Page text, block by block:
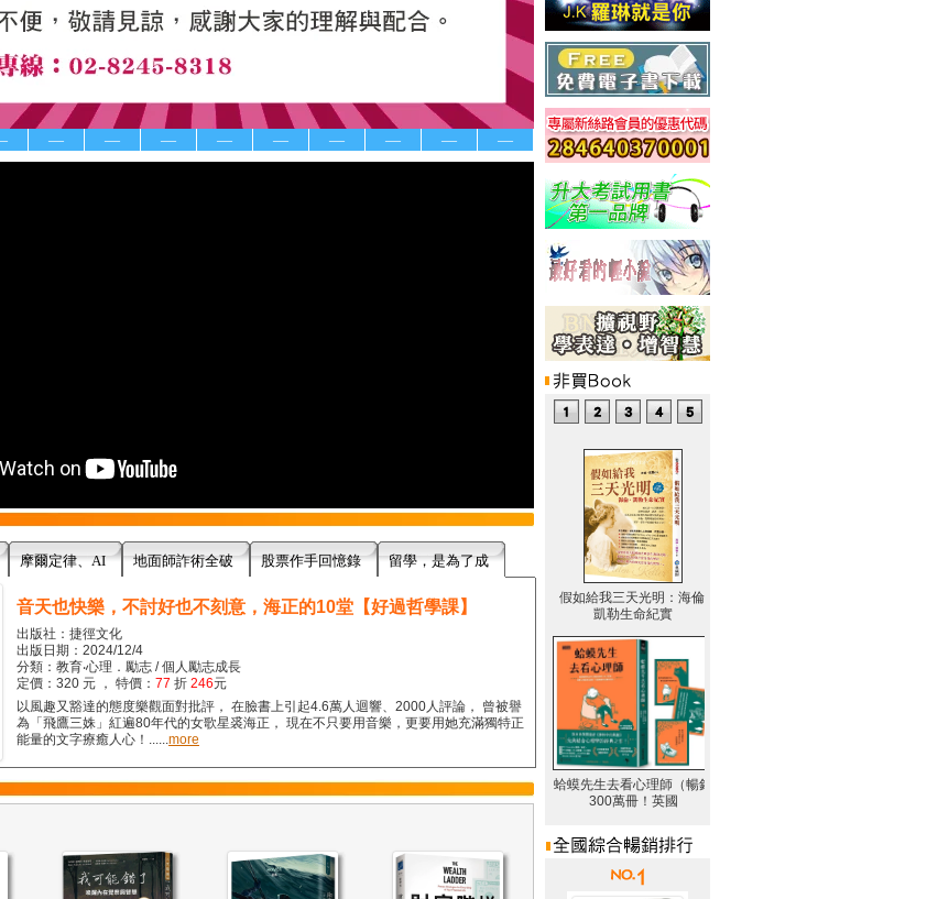
— — — — — — — — —
摩爾定律、AI 地面師詐術全破 股票作手回憶錄 留學，是為了成
音天也快樂，不討好也不刻意，海正的10堂【好過哲學課】
出版社：捷徑文化
出版日期：2024/12/4
分類：教育‧心理．勵志 / 個人勵志成長
定價：320 元 ， 特價： 77 折 246元
以風趣又豁達的態度樂觀面對批評， 在臉書上引起4.6萬人迴響、2000人評論， 曾被譽
為「飛鷹三姝」紅遍80年代的女歌星裘海正， 現在不只要用音樂，更要用她充滿獨特正
能量的文字療癒人心！......more